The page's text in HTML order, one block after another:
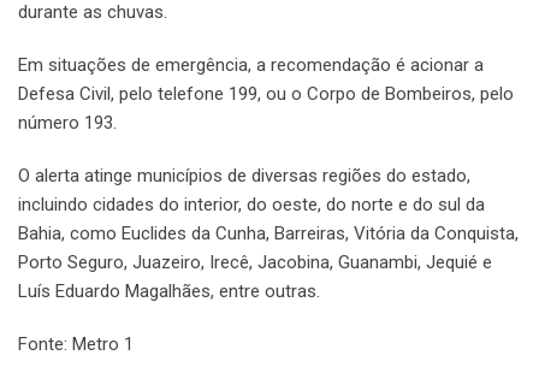
durante as chuvas.
Em situações de emergência, a recomendação é acionar a
Defesa Civil, pelo telefone 199, ou o Corpo de Bombeiros, pelo
número 193.
O alerta atinge municípios de diversas regiões do estado,
incluindo cidades do interior, do oeste, do norte e do sul da
Bahia, como Euclides da Cunha, Barreiras, Vitória da Conquista,
Porto Seguro, Juazeiro, Irecê, Jacobina, Guanambi, Jequié e
Luís Eduardo Magalhães, entre outras.
Fonte: Metro 1